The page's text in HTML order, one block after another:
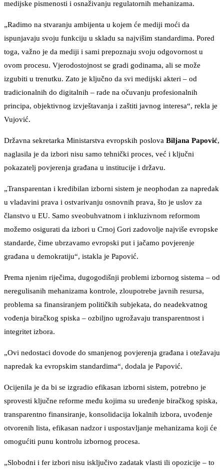
medijske pismenosti i osnaživanju regulatornih mehanizama.
„Radimo na stvaranju ambijenta u kojem će mediji moći da
ispunjavaju svoju funkciju u skladu sa najvišim standardima. Pored
toga, važno je da mediji i sami prepoznaju svoju odgovornost u
ovom procesu. Vjerodostojnost se gradi godinama, ali se može
izgubiti u trenutku. Zato je ključno da svi medijski akteri – od
tradicionalnih do digitalnih – rade na očuvanju profesionalnih
principa, objektivnog izvještavanja i zaštiti javnog interesa“, rekla je
Vujović.
Državna sekretarka Ministarstva evropskih poslova Biljana Papović,
naglasila je da izbori nisu samo tehnički proces, već i ključni
pokazatelj povjerenja građana u institucije i državu.
„Transparentan i kredibilan izborni sistem je neophodan za napredak
u vladavini prava i ostvarivanju osnovnih prava, što je uslov za
članstvo u EU. Samo sveobuhvatnom i inkluzivnom reformom
možemo osigurati da izbori u Crnoj Gori zadovolje najviše evropske
standarde, čime ubrzavamo evropski put i jačamo povjerenje
građana u demokratiju“, istakla je Papović.
Prema njenim riječima, dugogodišnji problemi izbornog sistema – od
neregulisanih mehanizama kontrole, zloupotrebe javnih resursa,
problema sa finansiranjem političkih subjekata, do neadekvatnog
vođenja biračkog spiska – ozbiljno ugrožavaju transparentnost i
integritet izbora.
„Ovi nedostaci dovode do smanjenog povjerenja građana i otežavaju
napredak ka evropskim standardima“, dodala je Papović.
Ocijenila je da bi se izgradio efikasan izborni sistem, potrebno je
sprovesti ključne reforme među kojima su uređenje biračkog spiska,
transparentno finansiranje, konsolidacija lokalnih izbora, uvođenje
otvorenih lista, efikasan nadzor i uspostavljanje mehanizama koji će
omogućiti punu kontrolu izbornog procesa.
„Slobodni i fer izbori nisu isključivo zadatak vlasti ili opozicije – to